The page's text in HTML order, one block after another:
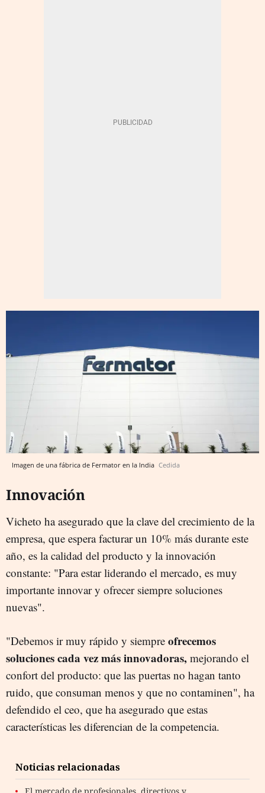
Imagen de una fábrica de Fermator en la India Cedida
Innovación
Vicheto ha asegurado que la clave del crecimiento de la
empresa, que espera facturar un 10% más durante este
año, es la calidad del producto y la innovación
constante: "Para estar liderando el mercado, es muy
importante innovar y ofrecer siempre soluciones
nuevas".
"Debemos ir muy rápido y siempre ofrecemos
soluciones cada vez más innovadoras, mejorando el
confort del producto: que las puertas no hagan tanto
ruido, que consuman menos y que no contaminen", ha
defendido el ceo, que ha asegurado que estas
características les diferencian de la competencia.
Noticias relacionadas
El mercado de profesionales, directivos y